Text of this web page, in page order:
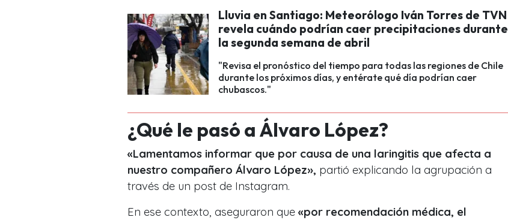
Lluvia en Santiago: Meteorólogo Iván Torres de TVN
revela cuándo podrían caer precipitaciones durante
la segunda semana de abril
"Revisa el pronóstico del tiempo para todas las regiones de Chile
durante los próximos días, y entérate qué día podrían caer
chubascos."
¿Qué le pasó a Álvaro López?
«Lamentamos informar que por causa de una laringitis que afecta a
nuestro compañero Álvaro López», partió explicando la agrupación a
través de un post de Instagram.
En ese contexto, aseguraron que «por recomendación médica, el